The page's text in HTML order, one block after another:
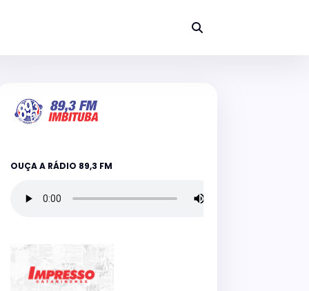
OUÇA A RÁDIO 89,3 FM